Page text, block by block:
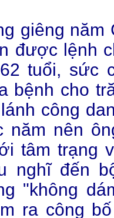
giêng
được lệnh
tuổi, sức
bệnh cho
công
năm nên
tâm trạng
nghĩ đến
"không
ra công